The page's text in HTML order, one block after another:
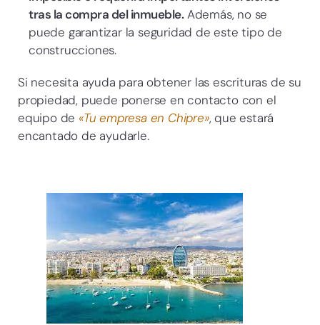
tras la compra del inmueble.Además, no se
puede garantizar la seguridad de este tipo de
construcciones.
Si necesita ayuda para obtener las escrituras de su
propiedad, puede ponerse en contacto con el
equipo de «Tu empresa en Chipre», que estará
encantado de ayudarle.